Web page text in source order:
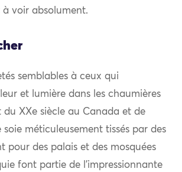
à voir absolument.
semblables à ceux qui
et lumière dans les chaumières
du XXe siècle au Canada et de
soie méticuleusement tissés par des
pour des palais et des mosquées
font partie de l’impressionnante